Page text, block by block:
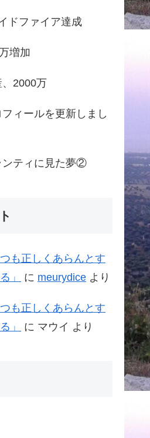
ドファイア達成
増加
2000万
フィールを更新しまし
ンティに見た夢②
も正しくあらんとす
」
に meurydice より
も正しくあらんとす
」
に マウイ より